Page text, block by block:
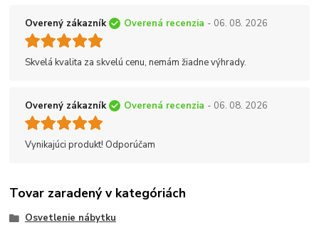
Overený zákazník Overená recenzia - 06. 08. 2026
Skvelá kvalita za skvelú cenu, nemám žiadne výhrady.
Overený zákazník Overená recenzia - 06. 08. 2026
Vynikajúci produkt! Odporúčam
Tovar zaradený v kategóriách
Osvetlenie nábytku